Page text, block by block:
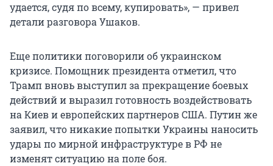
удается, судя по всему, купировать», — привел
детали разговора Ушаков.
Еще политики поговорили об украинском
кризисе. Помощник президента отметил, что
Трамп вновь выступил за прекращение боевых
действий и выразил готовность воздействовать
на Киев и европейских партнеров США. Путин же
заявил, что никакие попытки Украины наносить
удары по мирной инфраструктуре в РФ не
изменят ситуацию на поле боя.